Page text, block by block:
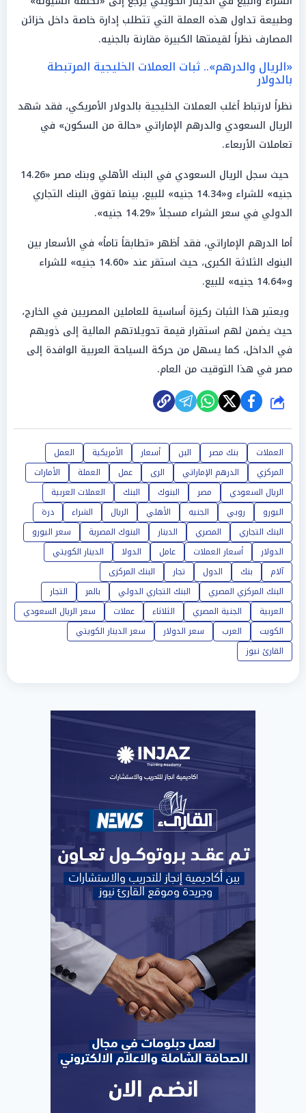
وطبيعة تداول هذه العملة التي تتطلب إدارة خاصة داخل خزائن
المصارف نظراً لقيمتها الكبيرة مقارنة بالجنيه.
«الريال والدرهم».. ثبات العملات الخليجية المرتبطة
بالدولار
نظراً لارتباط أغلب العملات الخليجية بالدولار الأمريكي، فقد شهد
الريال السعودي والدرهم الإماراتي «حالة من السكون» في
تعاملات الأربعاء.
حيث سجل الريال السعودي في البنك الأهلي وبنك مصر «14.26
جنيه» للشراء و«14.34 جنيه» للبيع، بينما تفوق البنك التجاري
الدولي في سعر الشراء مسجلاً «14.29 جنيه».
أما الدرهم الإماراتي، فقد أظهر «تطابقاً تاماً» في الأسعار بين
البنوك الثلاثة الكبرى، حيث استقر عند «14.60 جنيه» للشراء
و«14.64 جنيه» للبيع.
ويعتبر هذا الثبات ركيزة أساسية للعاملين المصريين في الخارج،
حيث يضمن لهم استقرار قيمة تحويلاتهم المالية إلى ذويهم
في الداخل، كما يسهل من حركة السياحة العربية الوافدة إلى
مصر في هذا التوقيت من العام.
شارك
العملات بنك مصر البن أسعار الأمريكية
العمل
المركزي
الدرهم الإماراتي الرى عمل العملة
الأمارات
الريال السعودي
مصر البنوك البنك
العملات العربية
اليورو
روبي الجنيه الأهلي الريال الشراء
درة
البنك التجاري
المصري الدينار البنوك المصرية
سعر اليورو
الدولار
أسعار العملات عامل الدولا
الدينار الكويتي
آلام
بنك الدول تجار
البنك المركزى
البنك المركزي المصري
البنك التجاري الدولي بالمر
التجار
العربية
الجنية المصري الثلاثاء عملات
سعر الريال السعودي
الكويت
العرب سعر الدولار
سعر الدينار الكويتي
القارئ نيوز